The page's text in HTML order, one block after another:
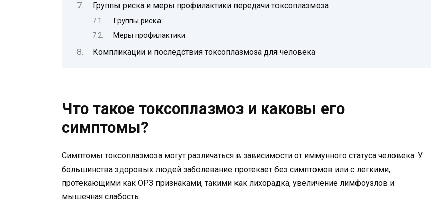
Группы риска и меры профилактики передачи токсоплазмоза
Группы риска:
Меры профилактики:
Компликации и последствия токсоплазмоза для человека
Что такое токсоплазмоз и каковы его
симптомы?
Симптомы токсоплазмоза могут различаться в зависимости от иммунного статуса человека. У
большинства здоровых людей заболевание протекает без симптомов или с легкими,
протекающими как ОРЗ признаками, такими как лихорадка, увеличение лимфоузлов и
мышечная слабость.